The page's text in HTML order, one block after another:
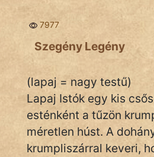
Komédia
Kötelező
Mese
Mitológia
Monda
7977
Szegény Legény
(lapaj = nagy testű)
Lapaj Istók egy kis
esténként a tűzön
méretlen húst. A
krumpliszárral keveri,